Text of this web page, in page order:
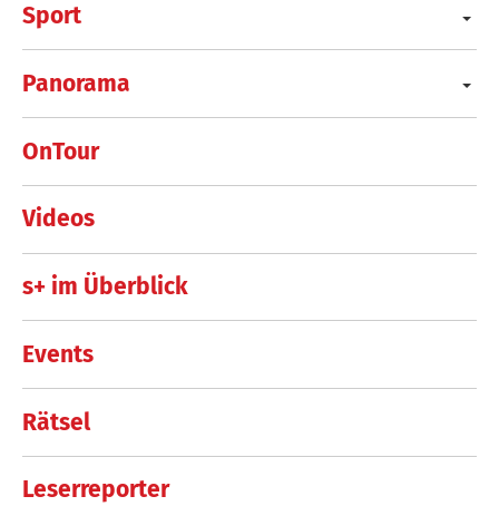
Sport
Panorama
OnTour
Videos
s+ im Überblick
Events
Rätsel
Leserreporter